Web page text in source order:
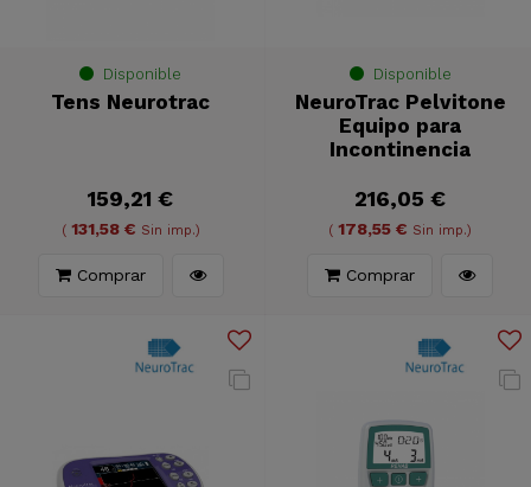
Disponible
Tens Neurotrac
159,21 €
( 131,58 € Sin imp.)
Comprar
Disponible
NeuroTrac Pelvitone
Equipo para
Incontinencia
216,05 €
(178,55 € Sin imp.)
Comprar